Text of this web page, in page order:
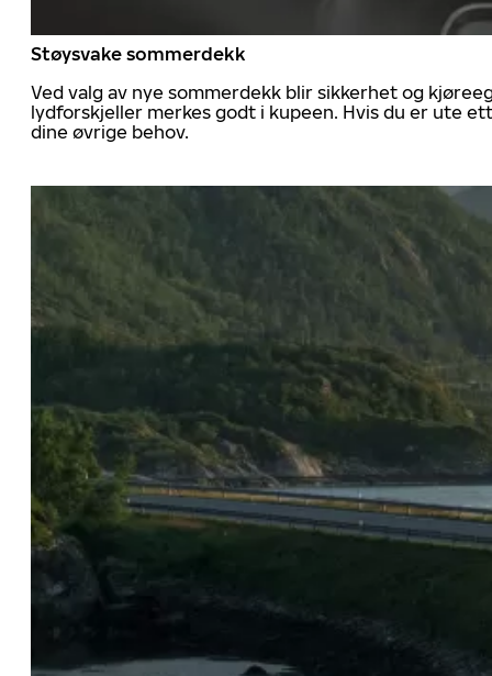
Støysvake sommerdekk
Ved valg av nye sommerdekk blir sikkerhet og
lydforskjeller merkes godt i kupeen. Hvis du er ute
dine øvrige behov.